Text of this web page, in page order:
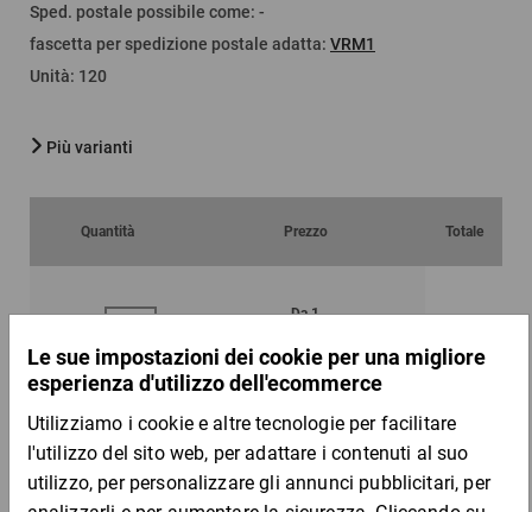
Sped. postale possibile come: -
fascetta per spedizione postale adatta: VRM1
Unità: 120
Più varianti
Quantità Prezzo Totale
Da 1 Da 50
per 1 Pezzo
Campione